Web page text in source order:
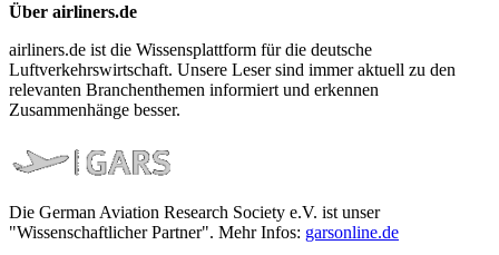
Über airliners.de
airliners.de ist die Wissensplattform für die deutsche
Luftverkehrswirtschaft. Unsere Leser sind immer aktuell zu den
relevanten Branchenthemen informiert und erkennen
Zusammenhänge besser.
Die German Aviation Research Society e.V. ist unser
"Wissenschaftlicher Partner". Mehr Infos: garsonline.de